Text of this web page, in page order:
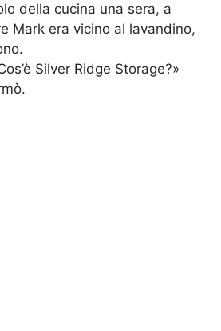
della cucina una sera, a
Mark era vicino al lavandino,
Silver Ridge Storage?»